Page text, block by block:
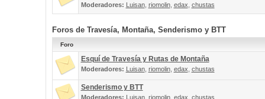
Moderadores: Luisan, riomolin, edax chustas
Foros de Travesía, Montaña, Senderismo y BTT
Foro
Esquí de Travesía y Rutas de Montaña
Moderadores: Luisan, riomolin, edax chustas
Senderismo y BTT
Moderadores: Luisan, riomolin, edax chustas